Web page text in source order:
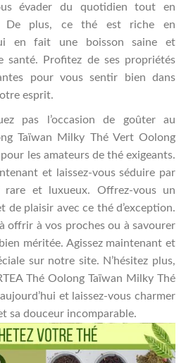
évader du quotidien tout en
De plus, ce thé est riche en
en fait une boisson saine et
santé. Profitez de ses propriétés
pour vous sentir bien dans
esprit.
pas l’occasion de goûter au
Taïwan Milky Thé Vert Oolong
les amateurs de thé exigeants.
et laissez-vous séduire par
et luxueux. Offrez-vous un
de plaisir avec ce thé d’exception.
offrir à vos proches ou à savourer
méritée. Agissez maintenant et
sur notre site. N’hésitez plus,
Thé Oolong Taïwan Milky Thé
et laissez-vous charmer
sa douceur incomparable.